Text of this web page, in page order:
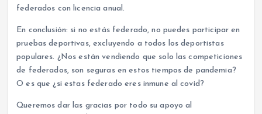
federados con licencia anual.
En conclusión: si no estás federado, no puedes participar en
pruebas deportivas, excluyendo a todos los deportistas
populares. ¿Nos están vendiendo que solo las competiciones
de federados, son seguras en estos tiempos de pandemia?
O es que ¿si estas federado eres inmune al covid?
Queremos dar las gracias por todo su apoyo al